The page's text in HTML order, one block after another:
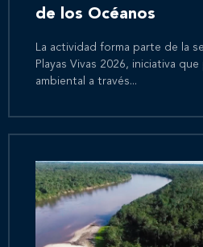
de los Océanos
La actividad forma parte de la
Playas Vivas 2026, iniciativa
ambiental a través...